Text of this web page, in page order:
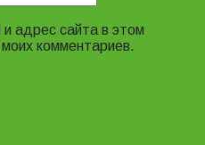
адрес сайта в этом
комментариев.